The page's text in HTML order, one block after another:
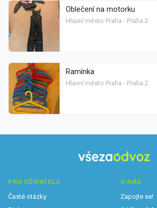
Oblečení na motorku
Hlavní město Praha - Praha 2
Ramínka
Hlavní město Praha - Praha 2
PRO UŽIVATELE
Časté otázky
O NÁS
Zapojte se!